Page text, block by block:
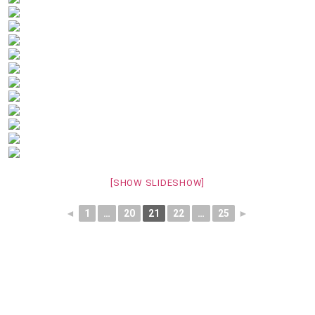
[SHOW SLIDESHOW]
◄ 1 … 20 21 22 … 25 ►